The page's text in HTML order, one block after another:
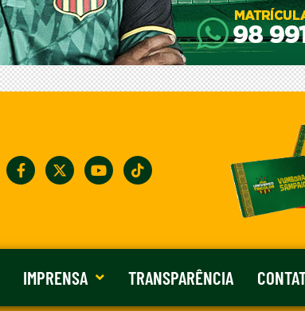
IMPRENSA TRANSPARÊNCIA